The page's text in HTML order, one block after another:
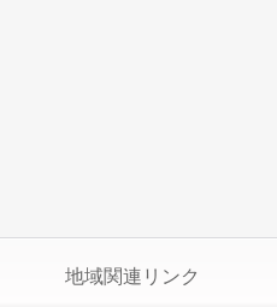
地域関連リンク